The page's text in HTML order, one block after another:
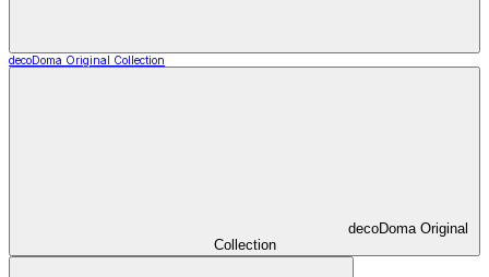
decoDoma Original Collection
decoDoma Original
Collection